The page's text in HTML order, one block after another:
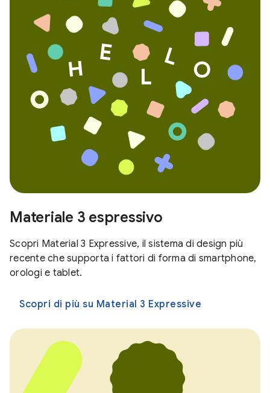
Materiale 3 espressivo
Scopri Material 3 Expressive, il sistema di design più
recente che supporta i fattori di forma di smartphone,
orologi e tablet.
Scopri di più su Material 3 Expressive